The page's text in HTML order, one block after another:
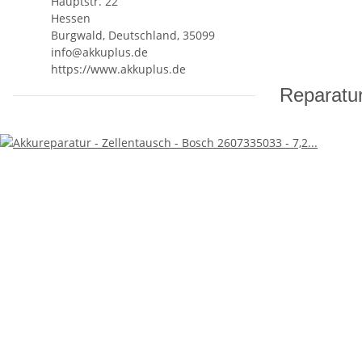
Hessen
Burgwald, Deutschland, 35099
info@akkuplus.de
https://www.akkuplus.de